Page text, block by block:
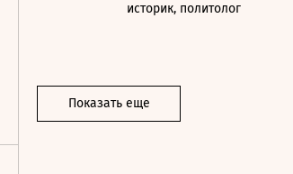
историк, политолог
Показать еще